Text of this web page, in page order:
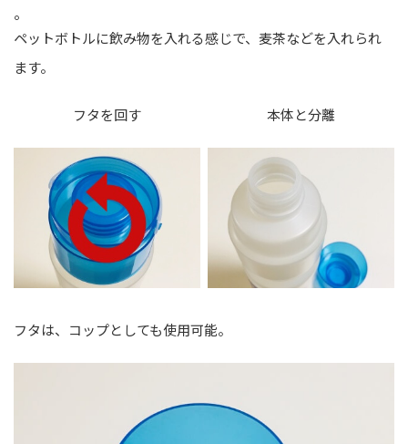
。
ペットボトルに飲み物を入れる感じで、麦茶などを入れられ
ます。
フタを回す 本体と分離
フタは、コップとしても使用可能。